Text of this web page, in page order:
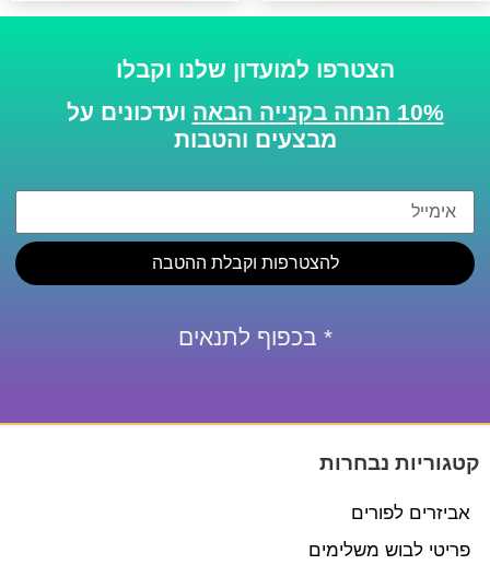
הצטרפו למועדון שלנו וקבלו
10% הנחה בקנייה הבאה
ועדכונים על
מבצעים והטבות
להצטרפות וקבלת ההטבה
* בכפוף לתנאים
קטגוריות נבחרות
אביזרים לפורים
פריטי לבוש משלימים